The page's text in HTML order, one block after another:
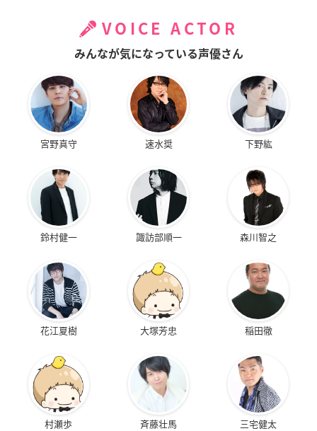
VOICE ACTOR
みんなが気になっている声優さん
宮野真守 速水奨 下野紘
鈴村健一 諏訪部順一 森川智之
花江夏樹 大塚芳忠 稲田徹
村瀬歩 斉藤壮馬 三宅健太